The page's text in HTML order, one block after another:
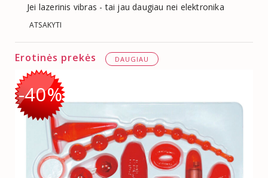
Jei lazerinis vibras - tai jau daugiau nei elektronika
ATSAKYTI
Erotinės prekės DAUGIAU
-40%